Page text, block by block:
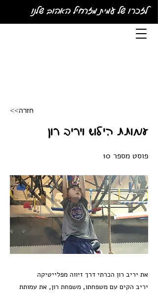
לזכרו של עמית מזרחיל האהוב שלנו
<<חזרה
עמותת הילוש ויריב רון
פוסט מספר 10
את יריב רון הכרתי דרך זיווה מפלייטיקה
יריב הקים עם משפחתו, משפחת רון, את עמותת